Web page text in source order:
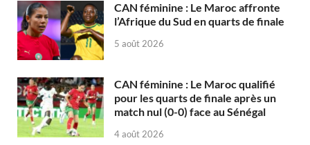
CAN féminine : Le Maroc affronte
l’Afrique du Sud en quarts de finale
5 août 2026
CAN féminine : Le Maroc qualifié
pour les quarts de finale après un
match nul (0-0) face au Sénégal
4 août 2026